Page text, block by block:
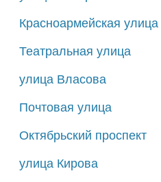
Красноармейская улица
Театральная улица
улица Власова
Почтовая улица
Октябрьский проспект
улица Кирова